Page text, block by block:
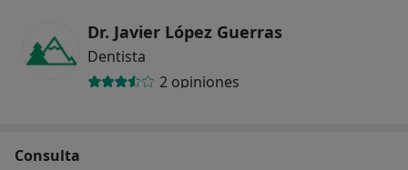
Dr. Javier López Guerras
Dentista
2 opiniones
Consulta